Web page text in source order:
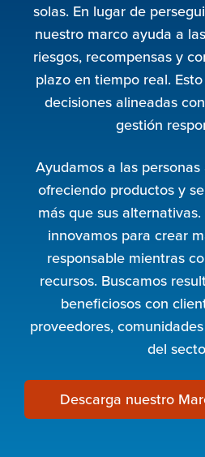
solas. En lugar de
nuestro marco ayuda a
riesgos, recompensas y
plazo en tiempo real.
decisiones alineadas
gestión
Ayudamos a las
ofreciendo productos y
más que sus
innovamos para crear
responsable mientras
recursos. Buscamos
beneficiosos con
proveedores,
del
Descarga nuestro